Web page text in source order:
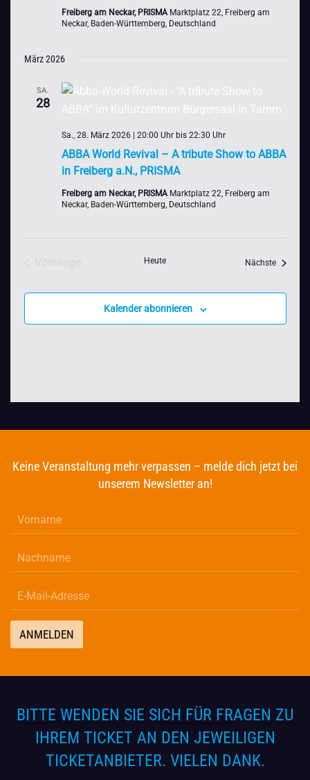
Freiberg am Neckar, PRISMA Marktplatz 22, Freiberg am
Neckar, Baden-Württemberg, Deutschland
März 2026
SA.
28
ABBA World Revival – A tribute Show to ABBA
in Freiberg a.N., PRISMA
Sa., 28. März 2026 | 20:00 Uhrbis 22:30 Uhr
Freiberg am Neckar, PRISMA Marktplatz 22, Freiberg am
Neckar, Baden-Württemberg, Deutschland
Heute Nächste
Kalender abonnieren
Keine Veranstaltung mehr verpassen – melde dich jetzt bei
unserem Newsletter an!
ANMELDEN
BITTE WENDEN SIE SICH FÜR FRAGEN ZU
IHREM TICKET AN DEN JEWEILIGEN
TICKETANBIETER. VIELEN DANK.